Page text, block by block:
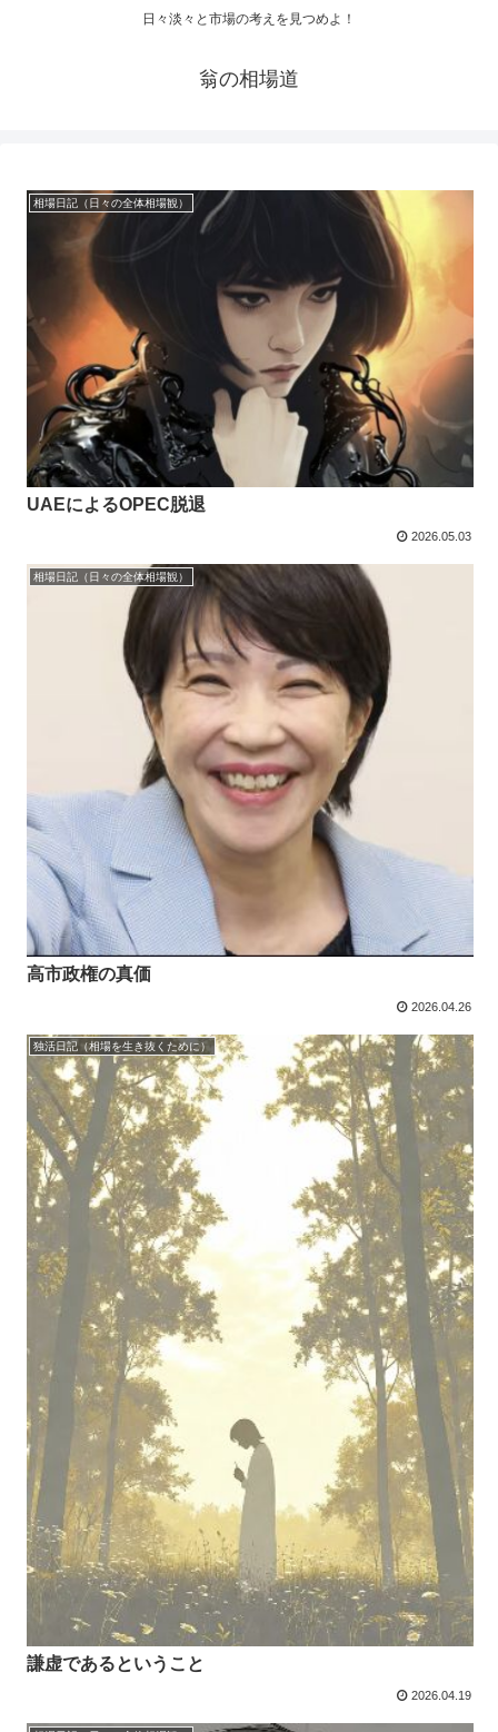
日々淡々と市場の考えを見つめよ！
翁の相場道
相場日記（日々の全体相場観）
UAEによるOPEC脱退
2026.05.03
相場日記（日々の全体相場観）
高市政権の真価
2026.04.26
独活日記（相場を生き抜くために）
謙虚であるということ
2026.04.19